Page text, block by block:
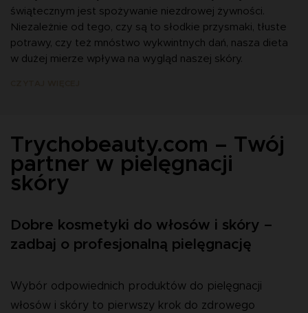
świątecznym jest spożywanie niezdrowej żywności.
Niezależnie od tego, czy są to słodkie przysmaki, tłuste
potrawy, czy też mnóstwo wykwintnych dań, nasza dieta
w dużej mierze wpływa na wygląd naszej skóry.
Trychobeauty.com – Twój
partner w pielęgnacji
skóry
Dobre kosmetyki do włosów i skóry –
zadbaj o profesjonalną pielęgnację
Wybór odpowiednich produktów do pielęgnacji
włosów i skóry to pierwszy krok do zdrowego